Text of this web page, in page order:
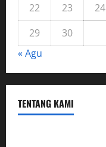
22
23 24
29
30
« Agu
TENTANG KAMI